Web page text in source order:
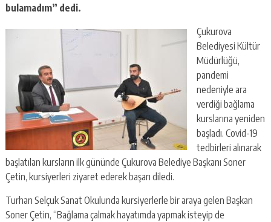
bulamadım” dedi.
Çukurova
Belediyesi Kültür
Müdürlüğü,
pandemi
nedeniyle ara
verdiği bağlama
kurslarına yeniden
başladı. Covid-19
tedbirleri alınarak
başlatılan kursların ilk gününde Çukurova Belediye Başkanı Soner
Çetin, kursiyerleri ziyaret ederek başarı diledi.
Turhan Selçuk Sanat Okulunda kursiyerlerle bir araya gelen Başkan
Soner Çetin, “Bağlama çalmak hayatımda yapmak isteyip de